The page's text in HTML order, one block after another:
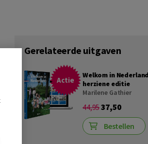
Gerelateerde uitgaven
Actie
Welkom in
herziene editie
Marilene Gathier
44,9537,50
Bestellen